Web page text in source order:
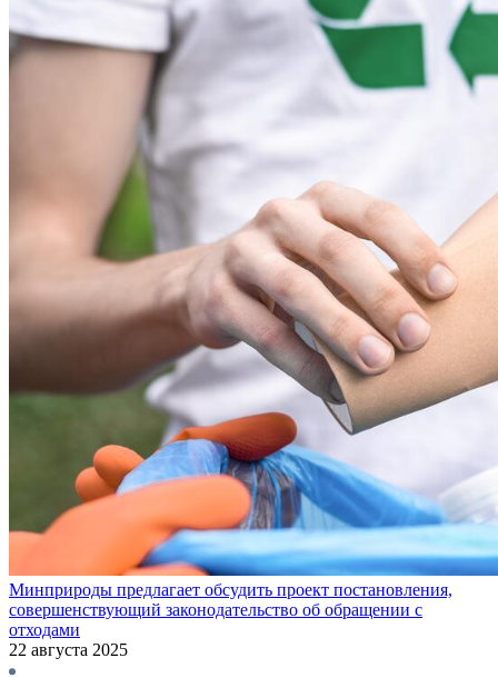
Минприроды предлагает обсудить проект постановления,
совершенствующий законодательство об обращении с
отходами
22 августа 2025